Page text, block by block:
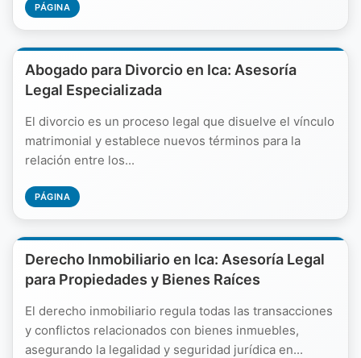
PÁGINA
Abogado para Divorcio en Ica: Asesoría
Legal Especializada
El divorcio es un proceso legal que disuelve el vínculo
matrimonial y establece nuevos términos para la
relación entre los...
PÁGINA
Derecho Inmobiliario en Ica: Asesoría Legal
para Propiedades y Bienes Raíces
El derecho inmobiliario regula todas las transacciones
y conflictos relacionados con bienes inmuebles,
asegurando la legalidad y seguridad jurídica en...